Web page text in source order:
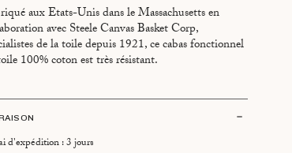
aux Etats-Unis dans le Massachusetts en
avec Steele Canvas Basket Corp,
de la toile depuis 1921, ce cabas fonctionnel
100% coton est très résistant.
d'expédition : 3 jours